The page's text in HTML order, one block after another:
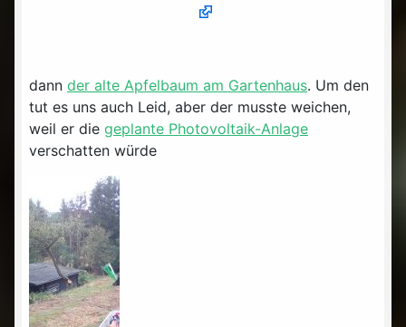
dann der alte Apfelbaum am Gartenhaus. Um den
tut es uns auch Leid, aber der musste weichen,
weil er die geplante Photovoltaik-Anlage
verschatten würde